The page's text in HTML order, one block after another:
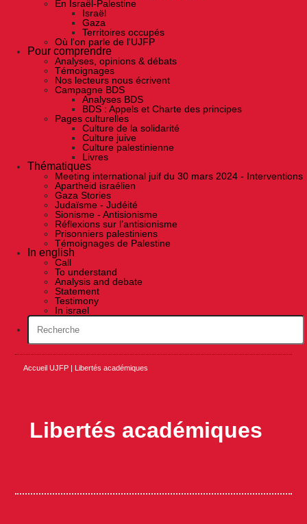
En Israël-Palestine
Israël
Gaza
Territoires occupés
Où l'on parle de l'UJFP
Pour comprendre
Analyses, opinions & débats
Témoignages
Nos lecteurs nous écrivent
Campagne BDS
Analyses BDS
BDS : Appels et Charte des principes
Pages culturelles
Culture de la solidarité
Culture juive
Culture palestinienne
Livres
Thématiques
Meeting international juif du 30 mars 2024 - Interventions
Apartheid israélien
Gaza Stories
Judaïsme - Judéité
Sionisme - Antisionisme
Réflexions sur l’antisionisme
Prisonniers palestiniens
Témoignages de Palestine
In english
Call
To understand
Analysis and debate
Statement
Testimony
In israel
Accueil UJFP| Libertés académiques
Libertés académiques